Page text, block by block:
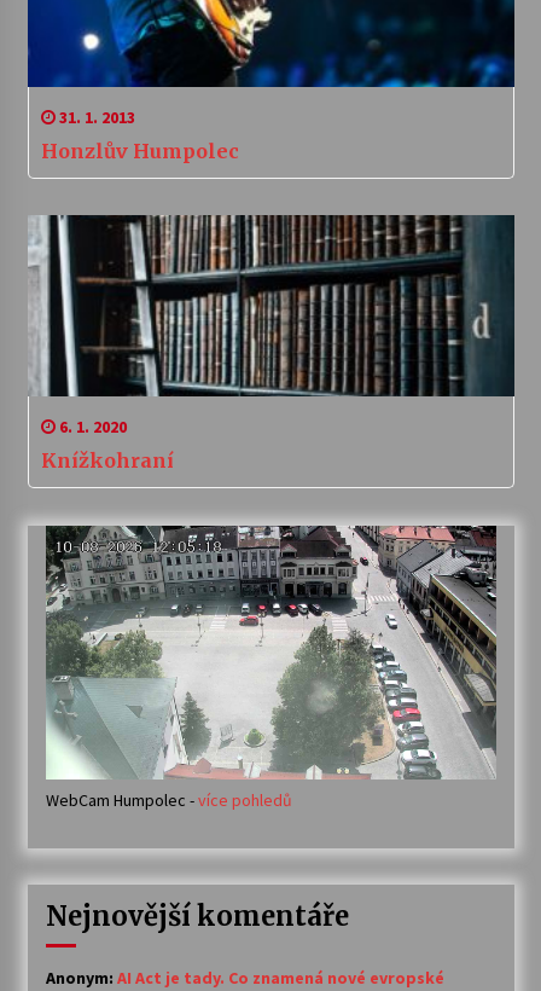
31. 1. 2013
Honzlův Humpolec
6. 1. 2020
Knížkohraní
WebCam Humpolec -více pohledů
Nejnovější komentáře
Anonym: AI Act je tady. Co znamená nové evropské